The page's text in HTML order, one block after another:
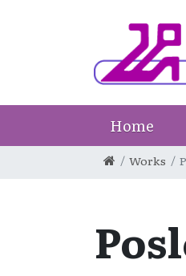
Home
Works